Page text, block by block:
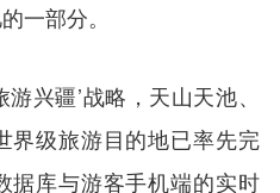
一部分。
游兴疆’战略，天山天池、
界级旅游目的地已率先完
据库与游客手机端的实时